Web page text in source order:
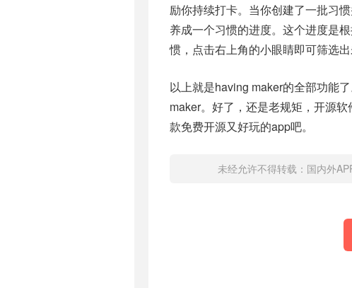
励你持续打卡。当你创建了一批习
养成一个习惯的进度。这个进度是
惯，点击右上角的小眼睛即可筛选
以上就是having maker的全部功能
maker。好了，还是老规矩，开源软
款免费开源又好玩的app吧。
未经允许不得转载： 国内外